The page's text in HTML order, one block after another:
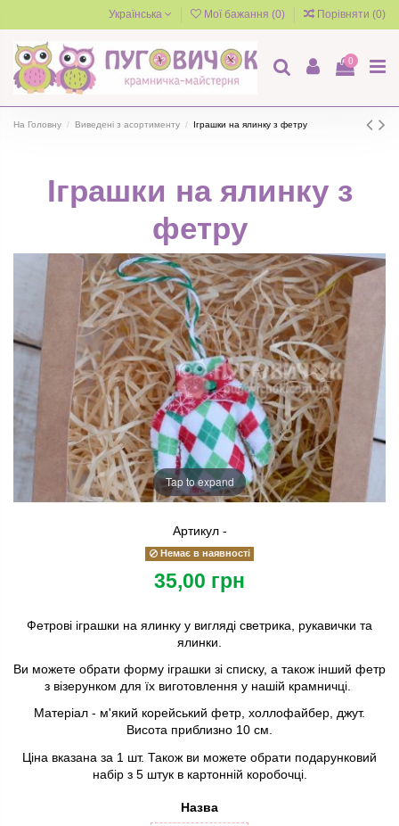
Українська Мої бажання (0) Порівняти (0)
0
На Головну Виведені з асортименту Іграшки на ялинку з фетру
Іграшки на ялинку з
фетру
Tap to expand
Артикул -
Немає в наявності
35,00 грн
Фетрові іграшки на ялинку у вигляді светрика, рукавички та
ялинки.
Ви можете обрати форму іграшки зі списку, а також інший фетр
з візерунком для їх виготовлення у нашій крамничці.
Матеріал - м'який корейський фетр, холлофайбер, джут.
Висота приблизно 10 см.
Ціна вказана за 1 шт. Також ви можете обрати подарунковий
набір з 5 штук в картонній коробочці.
Назва